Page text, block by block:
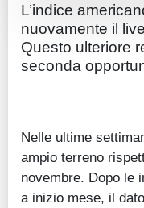
L’indice
nuovamente il
Questo ulteriore
seconda
Nelle ultime
ampio terreno
novembre. Dopo le
a inizio mese, il